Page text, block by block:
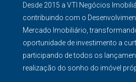
Desde 2015 a VTI Negócios
contribuindo com o
Mercado Imobiliário,
oportunidade de investimento a
participando de todos os
realização do sonho do imóvel